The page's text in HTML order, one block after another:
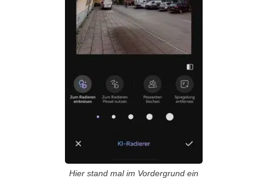
Hier stand mal im Vordergrund ein